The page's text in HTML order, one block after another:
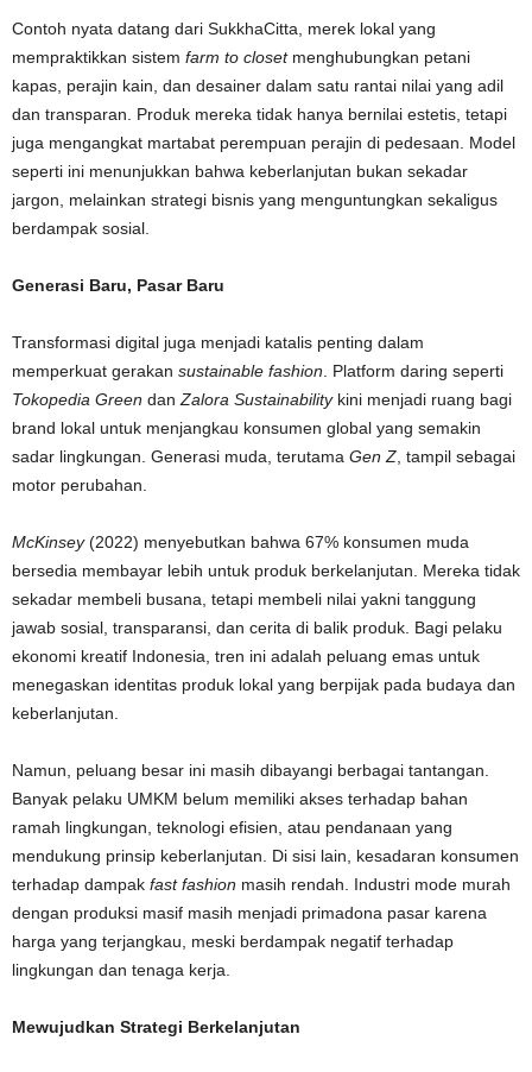
Contoh nyata datang dari SukkhaCitta, merek lokal yang
mempraktikkan sistem farm to closetmenghubungkan petani
kapas, perajin kain, dan desainer dalam satu rantai nilai yang adil
dan transparan. Produk mereka tidak hanya bernilai estetis, tetapi
juga mengangkat martabat perempuan perajin di pedesaan. Model
seperti ini menunjukkan bahwa keberlanjutan bukan sekadar
jargon, melainkan strategi bisnis yang menguntungkan sekaligus
berdampak sosial.
Generasi Baru, Pasar Baru
Transformasi digital juga menjadi katalis penting dalam
memperkuat gerakan sustainable fashion . Platform daring seperti
Tokopedia Green dan Zalora Sustainabilitykini menjadi ruang bagi
brand lokal untuk menjangkau konsumen global yang semakin
sadar lingkungan. Generasi muda, terutama Gen Z , tampil sebagai
motor perubahan.
McKinsey(2022) menyebutkan bahwa 67% konsumen muda
bersedia membayar lebih untuk produk berkelanjutan. Mereka tidak
sekadar membeli busana, tetapi membeli nilai yakni tanggung
jawab sosial, transparansi, dan cerita di balik produk. Bagi pelaku
ekonomi kreatif Indonesia, tren ini adalah peluang emas untuk
menegaskan identitas produk lokal yang berpijak pada budaya dan
keberlanjutan.
Namun, peluang besar ini masih dibayangi berbagai tantangan.
Banyak pelaku UMKM belum memiliki akses terhadap bahan
ramah lingkungan, teknologi efisien, atau pendanaan yang
mendukung prinsip keberlanjutan. Di sisi lain, kesadaran konsumen
terhadap dampak fast fashion masih rendah. Industri mode murah
dengan produksi masif masih menjadi primadona pasar karena
harga yang terjangkau, meski berdampak negatif terhadap
lingkungan dan tenaga kerja.
Mewujudkan Strategi Berkelanjutan